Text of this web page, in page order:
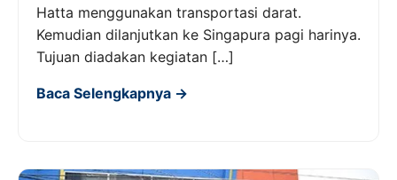
Hatta menggunakan transportasi darat.
Kemudian dilanjutkan ke Singapura pagi harinya.
Tujuan diadakan kegiatan […]
Baca Selengkapnya →